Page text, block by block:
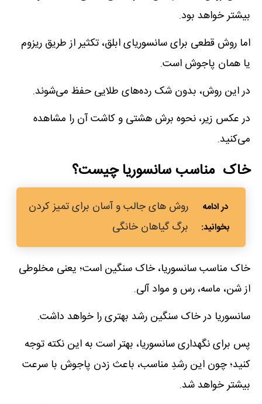
بیشتر خواهد بود.
اما روش قطعی برای سانسوریای ابلق، تکثیر از طریق ریزوم
یا همان پاجوش است.
در این روش، بدون شک رده‌های طلایی حفظ می‌شوند.
در عکس زیر، نحوه برش هشتی و کاشت آن را مشاهده
می‌کنید.
خاک مناسب سانسوریا چیست؟
روش های جالب و آسان برای تمیز کردن
برگ گیاهان خانگی
خاک مناسب سانسوریا، خاک سنگین است؛ یعنی مخلوطی
از شن، ماسه، رس و مواد آلی.
سانسوریا در خاک سنگین رشد بهتری را خواهد داشت.
پس برای نگهداری سانسوریا، بهتر است به این نکته توجه
کنید؛ چون این رشدِ مناسب، باعث زدن پاجوش با سرعت
بیشتر خواهد شد.